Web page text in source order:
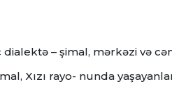
– şimal, mərkəzi və
Xızı rayo- nunda